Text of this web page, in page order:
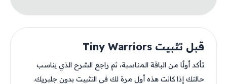
قبل تثبيت Tiny Warriors
تأكد أولًا من الباقة المناسبة، ثم راجع الشرح الذي يناسب
حالتك إذا كانت هذه أول مرة لك في التثبيت بدون جلبريك.